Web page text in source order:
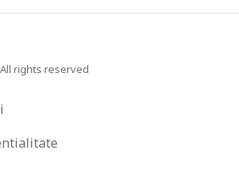
rights reserved